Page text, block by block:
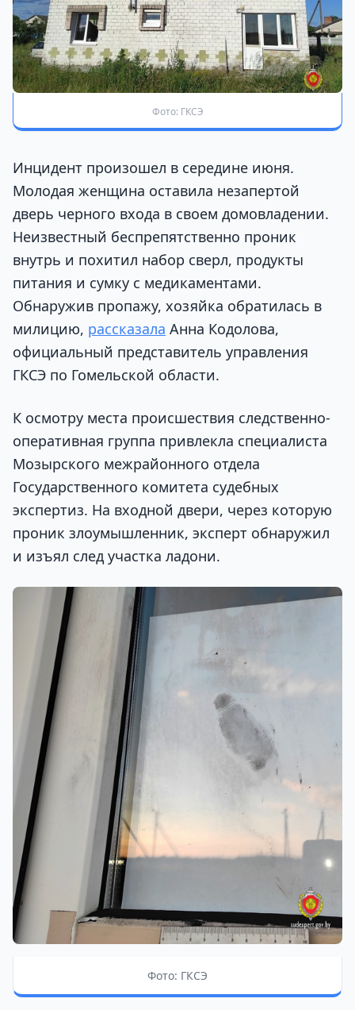
Фото: ГКСЭ
Инцидент произошел в середине июня.
Молодая женщина оставила незапертой
дверь черного входа в своем домовладении.
Неизвестный беспрепятственно проник
внутрь и похитил набор сверл, продукты
питания и сумку с медикаментами.
Обнаружив пропажу, хозяйка обратилась в
милицию, рассказала Анна Кодолова,
официальный представитель управления
ГКСЭ по Гомельской области.
К осмотру места происшествия следственно-
оперативная группа привлекла специалиста
Мозырского межрайонного отдела
Государственного комитета судебных
экспертиз. На входной двери, через которую
проник злоумышленник, эксперт обнаружил
и изъял след участка ладони.
Фото: ГКСЭ